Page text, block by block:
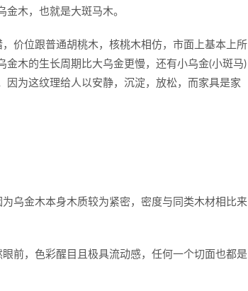
木，也就是大斑马木。
位跟普通胡桃木，核桃木相仿，市面上基本上所
木的生长周期比大乌金更慢，还有小乌金(小斑马)
为这纹理给人以安静，沉淀，放松，而家具是家
金木本身木质较为紧密，密度与同类木材相比来
，色彩醒目且极具流动感，任何一个切面也都是